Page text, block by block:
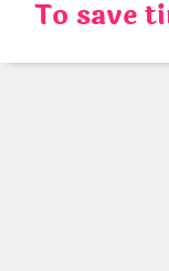
content
To save